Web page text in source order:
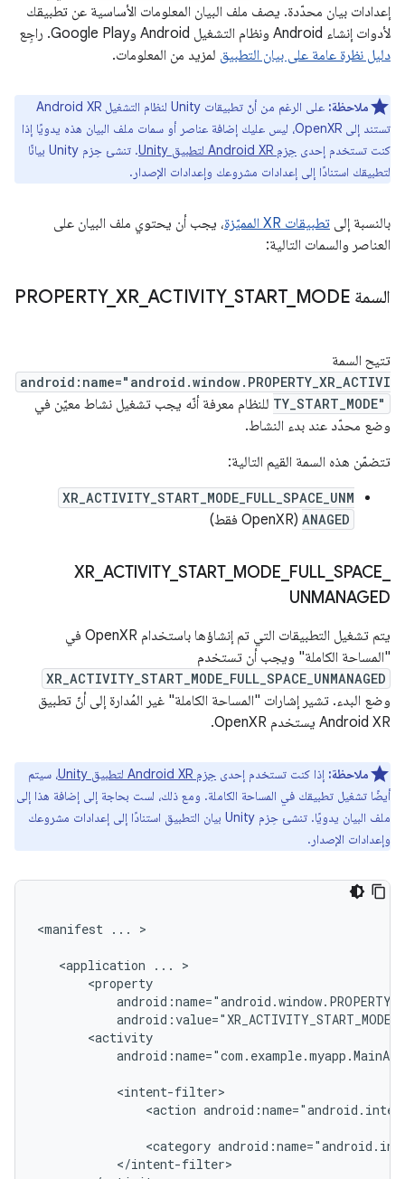
إعدادات بيان محدّدة. يصف ملف البيان المعلومات الأساسية عن تطبيقك
لأدوات إنشاء Android ونظام التشغيل Android وGoogle Play. راجِع
دليل نظرة عامة على بيان التطبيق لمزيد من المعلومات.
ملاحظة:
على الرغم من أنّ تطبيقات Unity لنظام التشغيل Android XR
تستند إلى OpenXR، ليس عليك إضافة عناصر أو سمات ملف البيان هذه يدويًا إذا
كنت تستخدم إحدى حِزم Android XR لتطبيق Unity
. تنشئ حِزم Unity بيانًا
لتطبيقك استنادًا إلى إعدادات مشروعك وإعدادات الإصدار.
بالنسبة إلى تطبيقات XR المميّزة
، يجب أن يحتوي ملف البيان على
العناصر والسمات التالية:
السمة PROPERTY _ XR_ACTIVITY_ START_ MODE
تتيح السمة
android:name="android.window.PROPERTY_XR_ACTIVI
TY_START_MODE" للنظام معرفة أنّه يجب تشغيل نشاط معيّن في
وضع محدّد عند بدء النشاط.
تتضمّن هذه السمة القيم التالية:
XR_ACTIVITY_START_MODE_FULL_SPACE_UNM
ANAGED (OpenXR فقط)
XR ACTIVITY_ START_ MODE FULL SPACE
UNMANAGED
يتم تشغيل التطبيقات التي تم إنشاؤها باستخدام OpenXR في
"المساحة الكاملة" ويجب أن تستخدم
XR_ACTIVITY_START_MODE_FULL_SPACE_UNMANAGED
وضع البدء. تشير إشارات "المساحة الكاملة" غير المُدارة إلى أنّ تطبيق
Android XR يستخدم OpenXR.
ملاحظة: إذا كنت تستخدم إحدى حِزم Android XR لتطبيق Unity
، سيتم
أيضًا تشغيل تطبيقك في المساحة الكاملة. ومع ذلك، لست بحاجة إلى إضافة هذا إلى
ملف البيان يدويًا. تنشئ حِزم Unity بيان التطبيق استنادًا إلى إعدادات مشروعك
وإعدادات الإصدار.
<manifest ... >
<application ...
<action
<category